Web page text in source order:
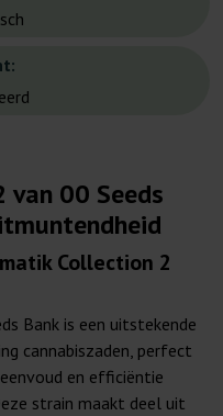
00 Seeds
Collection 2
Bank is een uitstekende
cannabiszaden, perfect
en efficiëntie
strain maakt deel uit